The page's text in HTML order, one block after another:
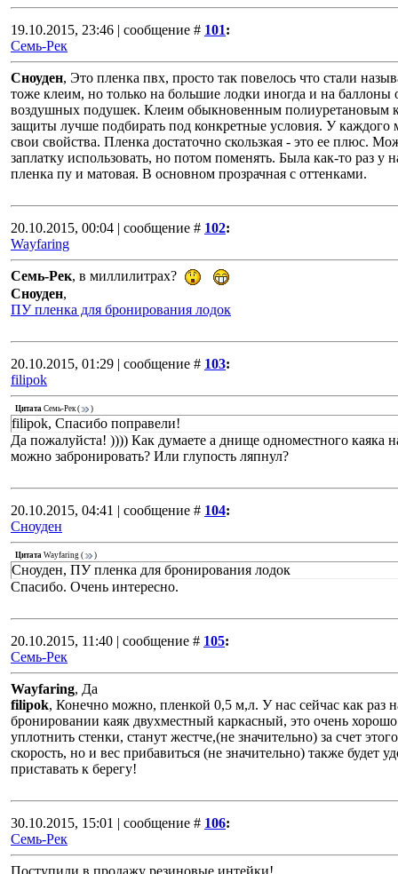
19.10.2015, 23:46 | сообщение # 101:
Семь-Рек
Сноуден, Это пленка пвх, просто так повелось что стали
тоже клеим, но только на большие лодки иногда и на баллоны
воздушных подушек. Клеим обыкновенным полиуретановым
защиты лучше подбирать под конкретные условия. У каждого
свои свойства. Пленка достаточно скользкая - это ее плюс.
заплатку использовать, но потом поменять. Была как-то раз у
пленка пу и матовая. В основном прозрачная с оттенками.
20.10.2015, 00:04 | сообщение # 102:
Wayfaring
Семь-Рек, в миллилитрах?
Сноуден,
ПУ пленка для бронирования лодок
20.10.2015, 01:29 | сообщение # 103:
filipok
Цитата Семь-Рек( )
filipok, Спасибо поправели!
Да пожалуйста! )))) Как думаете а днище одноместного каяка
можно забронировать? Или глупость ляпнул?
20.10.2015, 04:41 | сообщение # 104:
Сноуден
Цитата Wayfaring ( )
Сноуден, ПУ пленка для бронирования лодок
Спасибо. Очень интересно.
20.10.2015, 11:40 | сообщение # 105:
Семь-Рек
Wayfaring, Да
filipok, Конечно можно, пленкой 0,5 м,л. У нас сейчас как раз
бронировании каяк двухместный каркасный, это очень
уплотнить стенки, станут жестче,(не значительно) за счет
скорость, но и вес прибавиться (не значительно) также будет
приставать к берегу!
30.10.2015, 15:01 | сообщение # 106:
Семь-Рек
Поступили в продажу резиновые интейки!